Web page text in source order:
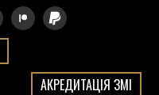
АКРЕДИТАЦІЯ ЗМІ